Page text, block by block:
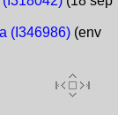
(I346986)(env